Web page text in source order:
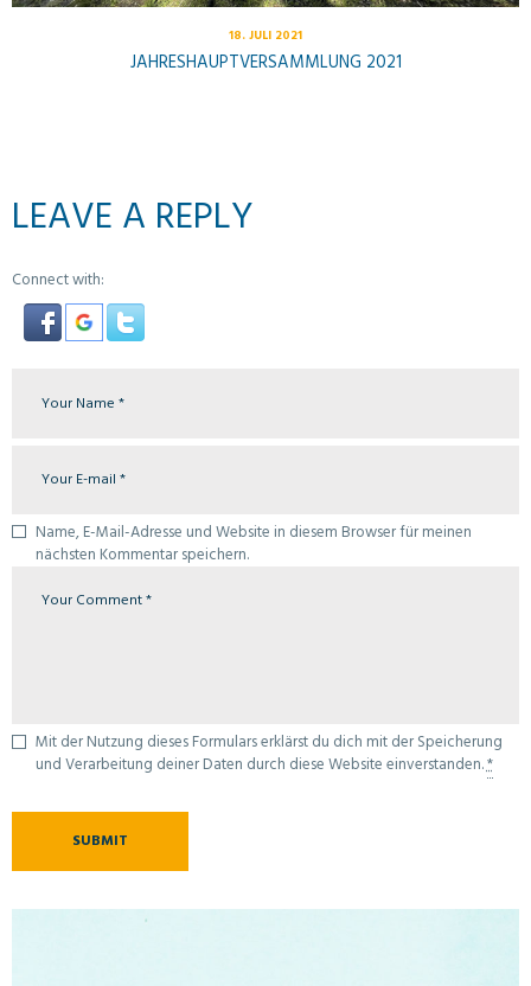
18. JULI 2021
JAHRESHAUPTVERSAMMLUNG 2021
LEAVE A REPLY
Connect with:
Name, E-Mail-Adresse und Website in diesem Browser für meinen
nächsten Kommentar speichern.
Mit der Nutzung dieses Formulars erklärst du dich mit der Speicherung
und Verarbeitung deiner Daten durch diese Website einverstanden.*